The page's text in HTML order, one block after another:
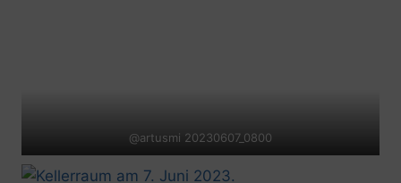
@artusmi 20230607_0800